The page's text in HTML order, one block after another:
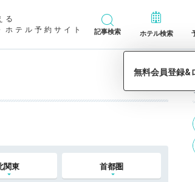
る
ホテル予約サイト
記事検索 ホテル検索
関東 首都圏